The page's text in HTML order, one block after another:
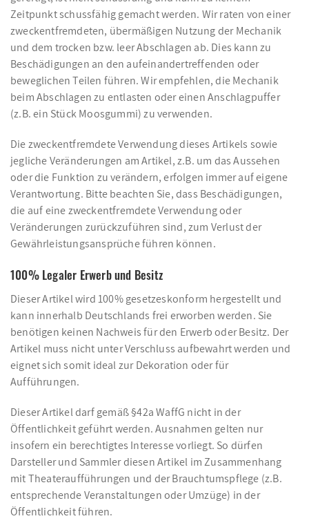
Zeitpunkt schussfähig gemacht werden. Wir raten von einer
zweckentfremdeten, übermäßigen Nutzung der Mechanik
und dem trocken bzw. leer Abschlagen ab. Dies kann zu
Beschädigungen an den aufeinandertreffenden oder
beweglichen Teilen führen. Wir empfehlen, die Mechanik
beim Abschlagen zu entlasten oder einen Anschlagpuffer
(z.B. ein Stück Moosgummi) zu verwenden.
Die zweckentfremdete Verwendung dieses Artikels sowie
jegliche Veränderungen am Artikel, z.B. um das Aussehen
oder die Funktion zu verändern, erfolgen immer auf eigene
Verantwortung. Bitte beachten Sie, dass Beschädigungen,
die auf eine zweckentfremdete Verwendung oder
Veränderungen zurückzuführen sind, zum Verlust der
Gewährleistungsansprüche führen können.
100% Legaler Erwerb und Besitz
Dieser Artikel wird 100% gesetzeskonform hergestellt und
kann innerhalb Deutschlands frei erworben werden. Sie
benötigen keinen Nachweis für den Erwerb oder Besitz. Der
Artikel muss nicht unter Verschluss aufbewahrt werden und
eignet sich somit ideal zur Dekoration oder für
Aufführungen.
Dieser Artikel darf gemäß §42a WaffG nicht in der
Öffentlichkeit geführt werden. Ausnahmen gelten nur
insofern ein berechtigtes Interesse vorliegt. So dürfen
Darsteller und Sammler diesen Artikel im Zusammenhang
mit Theateraufführungen und der Brauchtumspflege (z.B.
entsprechende Veranstaltungen oder Umzüge) in der
Öffentlichkeit führen.